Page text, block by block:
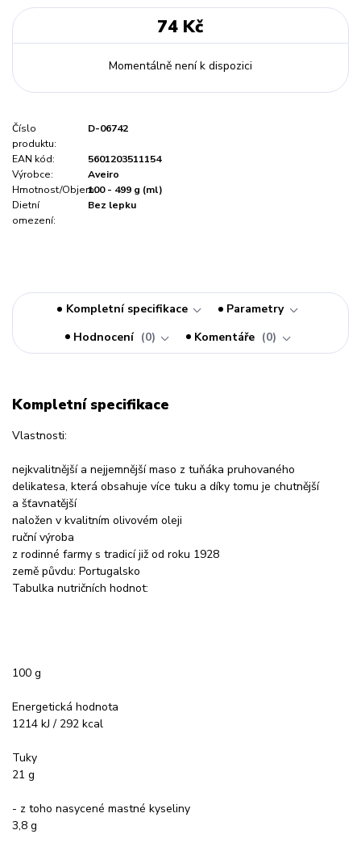
74 Kč
Momentálně není k dispozici
Číslo
produktu:
D-06742
EAN kód:
5601203511154
Výrobce:
Aveiro
Hmotnost/Objem:100 - 499 g (ml)
Dietní
omezení:
Bez lepku
Kompletní specifikace
Parametry
Hodnocení
0 Komentáře 0
Kompletní specifikace
Vlastnosti:
nejkvalitnější a nejjemnější maso z tuňáka pruhovaného
delikatesa, která obsahuje více tuku a díky tomu je chutnější
a šťavnatější
naložen v kvalitním olivovém oleji
ruční výroba
z rodinné farmy s tradicí již od roku 1928
země půvdu: Portugalsko
Tabulka nutričních hodnot:
100 g
Energetická hodnota
1214 kJ / 292 kcal
Tuky
21 g
- z toho nasycené mastné kyseliny
3,8 g